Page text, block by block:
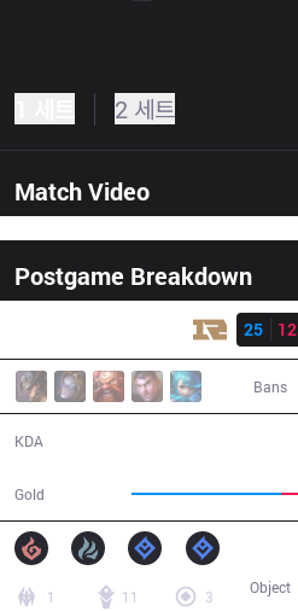
2 세트
Match Video
Postgame Breakdown
25
12
Bans
KDA
Gold
1 11
3
Object